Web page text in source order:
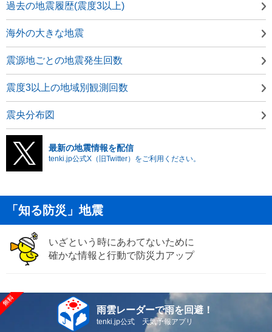
過去の地震履歴(震度3以上)
海外の大きな地震
震源地ごとの地震発生回数
震度3以上の地域別観測回数
震央分布図
最新の地震情報を配信
tenki.jp公式X（旧Twitter）をご利用ください。
「知る防災」地震
いざという時にあわてないために
確かな情報と行動で防災力アップ
雨雲レーダーで雨を回避！
tenki.jp公式 天気予報アプリ